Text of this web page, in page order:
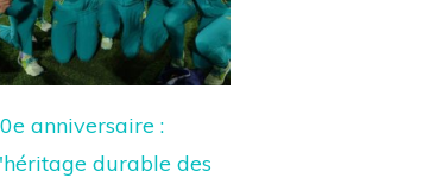
anniversaire :
durable des